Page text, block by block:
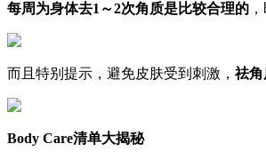
每周为身体去1～2次角质是比较合理的
而且特别提示，避免皮肤受到刺激，祛角
Body Care清单大揭秘